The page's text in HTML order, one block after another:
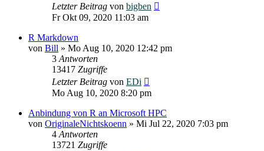
Letzter Beitrag von bigben
Fr Okt 09, 2020 11:03 am
R Markdown
von Bill » Mo Aug 10, 2020 12:42 pm
3 Antworten
13417 Zugriffe
Letzter Beitrag von EDi
Mo Aug 10, 2020 8:20 pm
Anbindung von R an Microsoft HPC
von OriginaleNichtskoenn » Mi Jul 22, 2020 7:03 pm
4 Antworten
13721 Zugriffe